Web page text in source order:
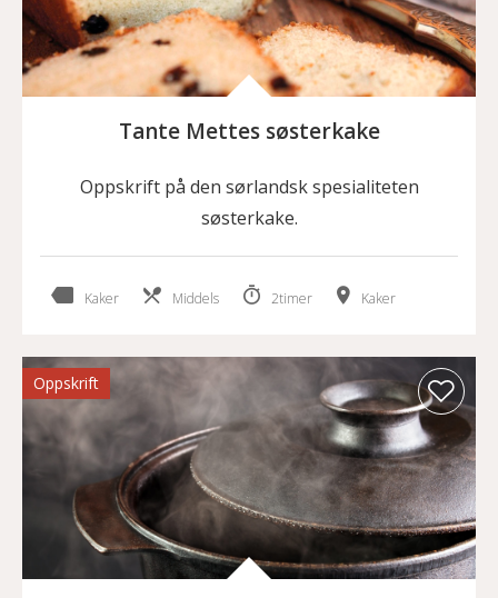
Tante Mettes søsterkake
Oppskrift på den sørlandsk spesialiteten
søsterkake.
Kaker Middels 2timer Kaker
Oppskrift